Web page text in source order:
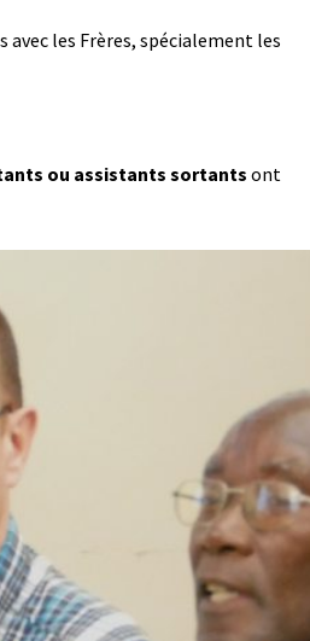
les Frères, spécialement les
ou assistants sortantsont